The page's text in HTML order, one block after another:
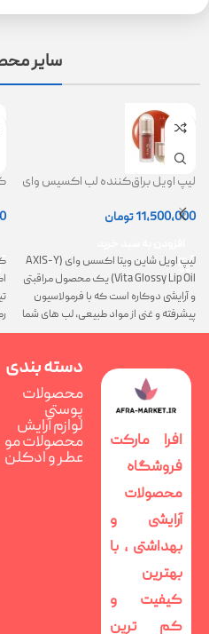
سایر
لیپ اویل براق‌کننده لب اکسیس وای
11,500,000تومان
لیپ اویل شاین ویتا اکسس وای (AXIS-Y
Vita Glossy Lip Oil) یک محصول مراقبتی
و آرایشی دوکاره است که با فرمولاسیون
پیشرفته و غنی از مواد طبیعی، لب های شما
را همزمان ترمیم، تغذیه و فوق العاده
افرا مارکت
فروشگاه
محصولات
آرایشی و
بهداشتی ، با
بهترین
کیفیت و
کم ترین
دسته بندی
محصولات
پوستی
لوازم آرایش
محصولات مو
عطر و ادکلن